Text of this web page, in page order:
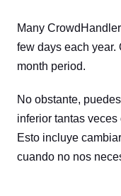
Many
few days each year.
month period.
No obstante,
inferior tantas
Esto incluye
cuando no nos